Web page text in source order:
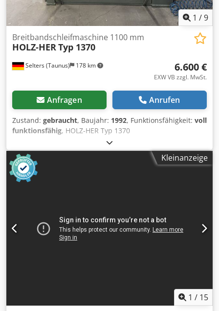
1 /9
Selters (Taunus) 178 km
Breitbandschleifmaschine 1100 mm
HOLZ-HERTyp 1370
6.600 €
EXW VB zzgl. MwSt.
Anfragen Anrufen
Zustand: gebraucht, Baujahr: 1992, Funktionsfähigkeit: voll
funktionsfähig, HOLZ-HER Typ 1370
Breitbandschleifmaschine / Feinschleifautomat, Baujahr
1992. Die Maschine war zuletzt im Einsatz und wird als
funktionsfähig bzw. geprüft beschrieben. Dwjdpfx Aszrn
Absg Uja Technische Daten: - Arbeitsbreite: maximal 1.100
mm - Werkstückdurchlass: 2–100 mm - Schleifaggregat: 15
Rollentischen: ca. 2.500 mm - Gewicht: ca. 1.935 kg,
zuzüglich Rollentisch ca. 80 kg - Absauganschluss: 250 mm
Zubehör: Rollentische, Schleifbänder, Werkzeuge,
Kleinanzeige
1 / 15